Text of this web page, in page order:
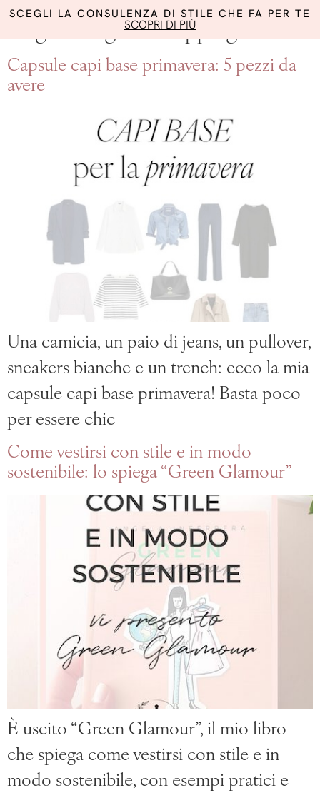
SCEGLI LA CONSULENZA DI STILE CHE FA PER TE
SCOPRI DI PIÙ
consigli di shopping
Capsule capi base primavera: 5 pezzi da
avere
Una camicia, un paio di jeans, un pullover,
sneakers bianche e un trench: ecco la mia
capsule capi base primavera! Basta poco
per essere chic
Come vestirsi con stile e in modo
sostenibile: lo spiega “Green Glamour”
È uscito “Green Glamour”, il mio libro
che spiega come vestirsi con stile e in
modo sostenibile, con esempi pratici e